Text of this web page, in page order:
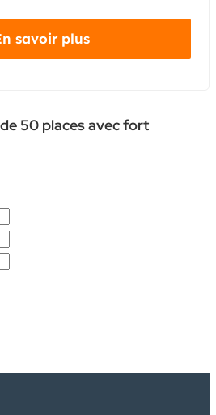
savoir plus
50 places avec fort